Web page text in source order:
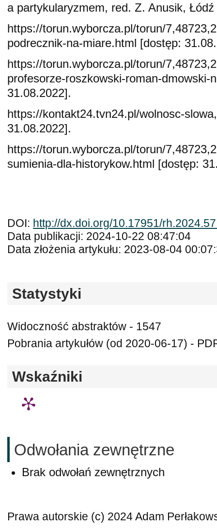
a partykularyzmem, red. Z. Anusik, Łódź
https://torun.wyborcza.pl/torun/
podrecznik-na-miare.html [dostęp:
https://torun.wyborcza.pl/torun/
profesorze-roszkowski-roman-
31.08.2022].
https://kontakt24.tvn24.pl/wolnosc-
31.08.2022].
https://torun.wyborcza.pl/torun/
sumienia-dla-historykow.html [dostęp:
DOI: http://dx.doi.org/10.17951/
Data publikacji: 2024-10-22 08:47:04
Data złożenia artykułu: 2023-08-04
Statystyki
Widoczność abstraktów - 1547
Pobrania artykułów (od 2020-06-17) -
Wskaźniki
Odwołania zewnętrzne
Brak odwołań zewnętrznych
Prawa autorskie (c) 2024 Adam